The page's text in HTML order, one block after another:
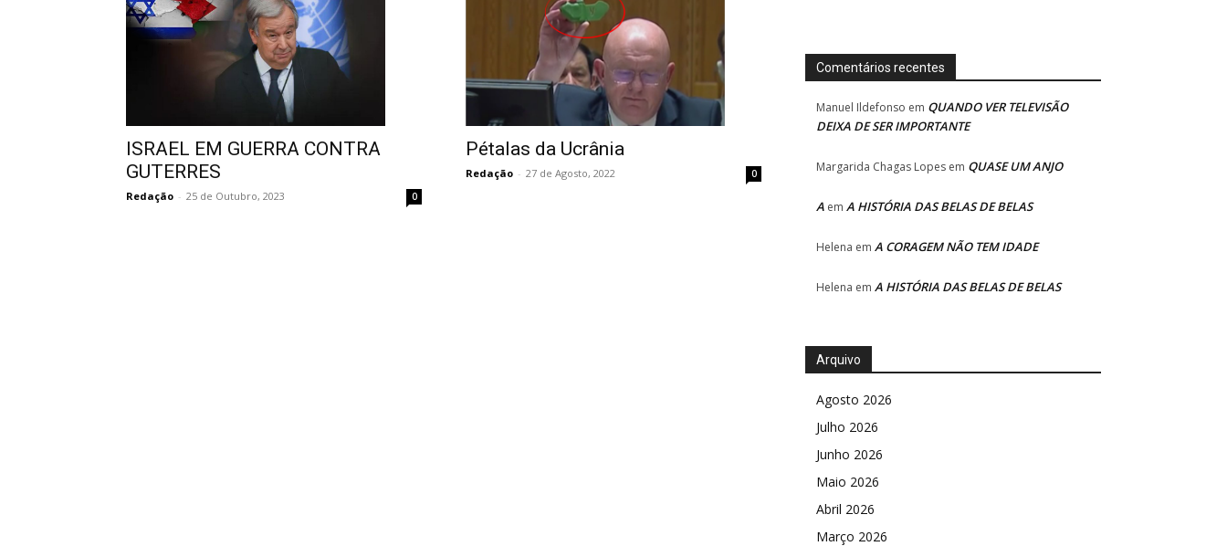
ISRAEL EM GUERRA CONTRA
GUTERRES
Redação - 25 de Outubro, 2023 0
Pétalas da Ucrânia
Redação - 27 de Agosto, 2022 0
Comentários recentes
Manuel Ildefonso em QUANDO VER TELEVISÃO
DEIXA DE SER IMPORTANTE
Margarida Chagas Lopes em QUASE UM ANJO
A em A HISTÓRIA DAS BELAS DE BELAS
Helena em A CORAGEM NÃO TEM IDADE
Helena em A HISTÓRIA DAS BELAS DE BELAS
Arquivo
Agosto 2026
Julho 2026
Junho 2026
Maio 2026
Abril 2026
Março 2026